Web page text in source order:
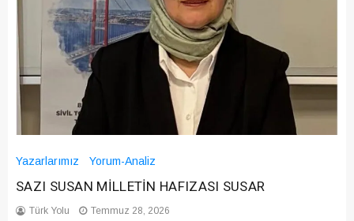
Yazarlarımız Yorum-Analiz
SAZI SUSAN MİLLETİN HAFIZASI SUSAR
Türk Yolu Temmuz 28, 2026